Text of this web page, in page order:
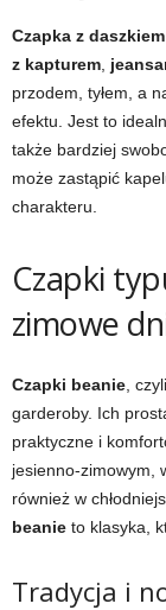
Czapka z daszkiem
z kapturem
przodem, tyłem, a
efektu. Jest to
także bardziej
może zastąpić
charakteru.
Czapki
zimowe
Czapki beanie ,
garderoby. Ich
praktyczne i
jesienno-zimowym,
również w
beanie to klasyka,
Tradycja i